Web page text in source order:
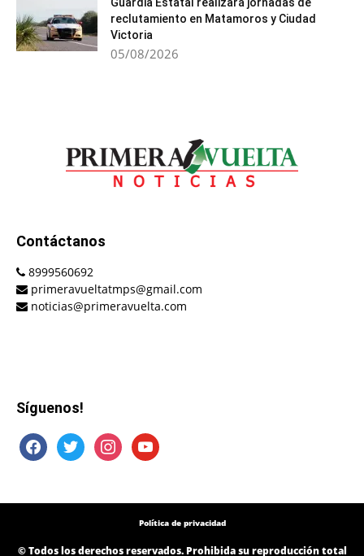
Guardia Estatal realizará jornadas de
reclutamiento en Matamoros y Ciudad
Victoria
05/08/2026
Contáctanos
8999560692
primeravueltatmps@gmail.com
noticias@primeravuelta.com
Síguenos!
facebooktwitter instagramyoutube
Política de privacidad
© Todos los derechos reservados. Prohibida su reproducción total